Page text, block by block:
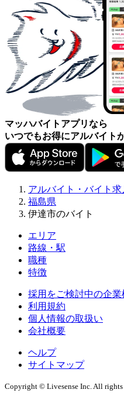
マッハバイトアプリなら
いつでもお得にアルバイト
アルバイト・バイト求
福島県
伊達市のバイト
エリア
路線・駅
職種
特徴
採用をご検討中の企業
利用規約
個人情報の取扱い
会社概要
ヘルプ
サイトマップ
Copyright © Livesense Inc. All rights